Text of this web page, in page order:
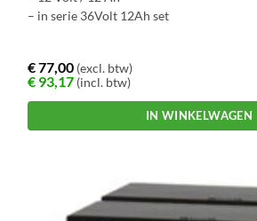
– in serie 36Volt 12Ah set
€77,00 (excl. btw)
€ 93,17 (incl. btw)
IN WINKELWAGEN